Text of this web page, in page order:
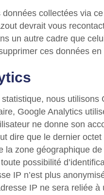
collectées via
devrait vous
un autre cadre que
ces données
nous
Google Analytics
ne donne son
dire que le dernier
la zone géographique
possibilité
IP n’est plus
IP ne sera reliée